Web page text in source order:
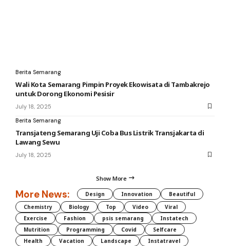
Berita Semarang
Wali Kota Semarang Pimpin Proyek Ekowisata di Tambakrejo
untuk Dorong Ekonomi Pesisir
July 18, 2025
Berita Semarang
Transjateng Semarang Uji Coba Bus Listrik Transjakarta di
Lawang Sewu
July 18, 2025
Show More
More News: Design Innovation
Beautiful
Chemistry
Biology Top Video
Viral
Exercise
Fashion psis semarang
Instatech
Mutrition
Programming Covid
Selfcare
Health
Vacation Landscape Instatravel